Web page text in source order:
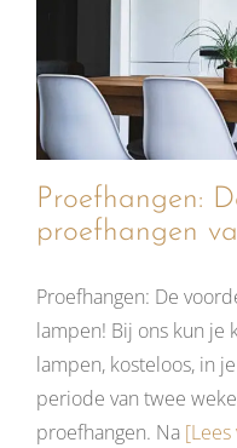
Proefhangen:
proefhangen
Proefhangen: De
lampen! Bij ons kun je
lampen, kosteloos, in
periode van twee
proefhangen. Na[Lees